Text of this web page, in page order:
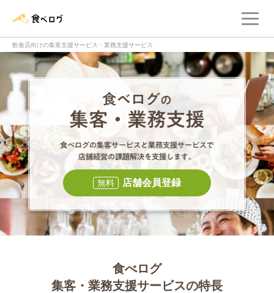
飲食店向けの集客支援サービス・業務支援サービス
食べログの集客
食べログの集
無料 店舗会員登録
食べログ
集客・業務支援サービスの特長